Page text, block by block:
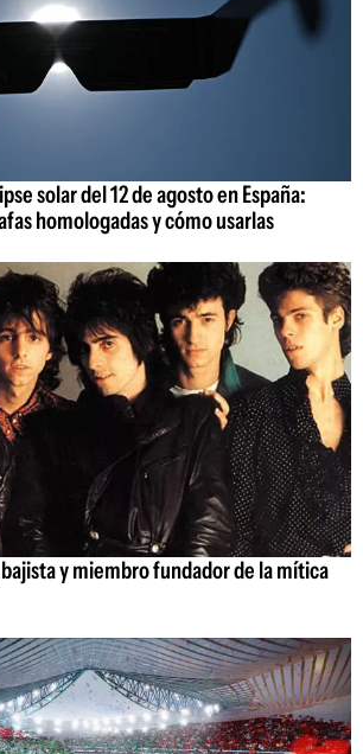
solar del 12 de agosto en España:
homologadas y cómo usarlas
y miembro fundador de la mítica